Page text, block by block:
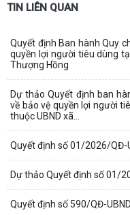
TIN LIÊN QUAN
Quyết định Ban hành Quy
quyền lợi người tiêu dùng
Thượng Hồng
Dự thảo Quyết định ban
về bảo vệ quyền lợi người
thuộc UBND xã...
Quyết định số 01/2026/QĐ-
Dự thảo Quyết định số 01/
Quyết định số 590/QĐ-